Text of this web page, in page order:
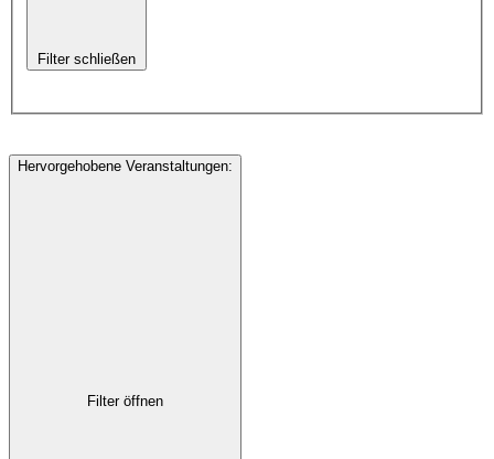
Filter schließen
Hervorgehobene Veranstaltungen:
Filter öffnen